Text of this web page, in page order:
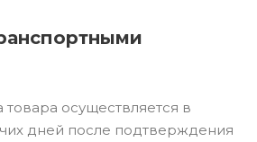
товара осуществляется в
дней после подтверждения